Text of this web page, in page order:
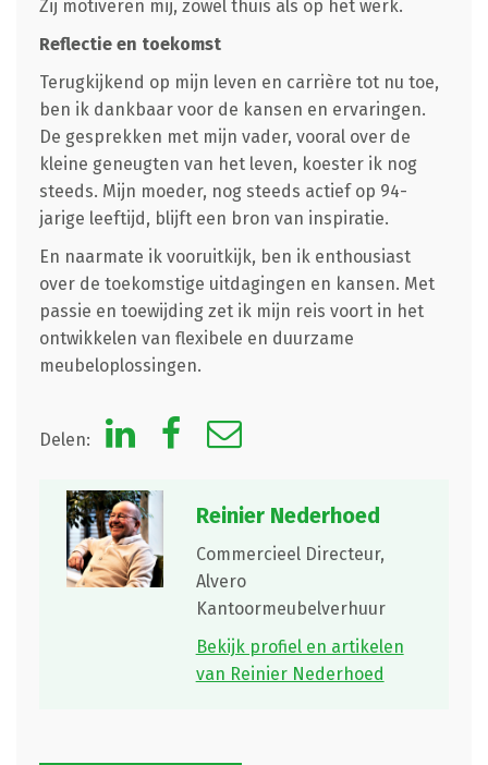
Zij motiveren mij, zowel thuis als op het werk.
Reflectie en toekomst
Terugkijkend op mijn leven en carrière tot nu toe,
ben ik dankbaar voor de kansen en ervaringen.
De gesprekken met mijn vader, vooral over de
kleine geneugten van het leven, koester ik nog
steeds. Mijn moeder, nog steeds actief op 94-
jarige leeftijd, blijft een bron van inspiratie.
En naarmate ik vooruitkijk, ben ik enthousiast
over de toekomstige uitdagingen en kansen. Met
passie en toewijding zet ik mijn reis voort in het
ontwikkelen van flexibele en duurzame
meubeloplossingen.
Delen:
Reinier Nederhoed
Commercieel Directeur,
Alvero
Kantoormeubelverhuur
Bekijk profiel en artikelen
van Reinier Nederhoed